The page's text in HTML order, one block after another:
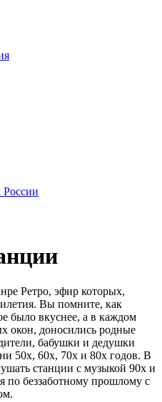
Ретро, эфир которых,
Вы помните, как
было вкуснее, а в каждом
окон, доносились родные
бабушки и дедушки
50х, 60х, 70х и 80х годов. В
станции с музыкой 90х и
по беззаботному прошлому с